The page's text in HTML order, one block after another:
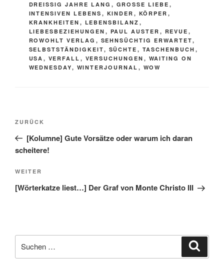
DREISSIG JAHRE LANG
, GROSSE LIEBE
,
INTENSIVEN LEBENS , KINDER , KÖRPER ,
KRANKHEITEN , LEBENSBILANZ ,
LIEBESBEZIEHUNGEN , PAUL AUSTER , REVUE ,
ROWOHLT VERLAG , SEHNSÜCHTIG ERWARTET,
SELBSTSTÄNDIGKEIT, SÜCHTE , TASCHENBUCH ,
USA , VERFALL , VERSUCHUNGEN , WAITING ON
WEDNESDAY, WINTERJOURNAL , WOW
Beitragsnavigation
Vorheriger
Beitrag
ZURÜCK
[Kolumne] Gute Vorsätze oder warum ich daran
scheitere!
Nächster
Beitrag
WEITER
[Wörterkatze liest…] Der Graf von Monte Christo III
nach: